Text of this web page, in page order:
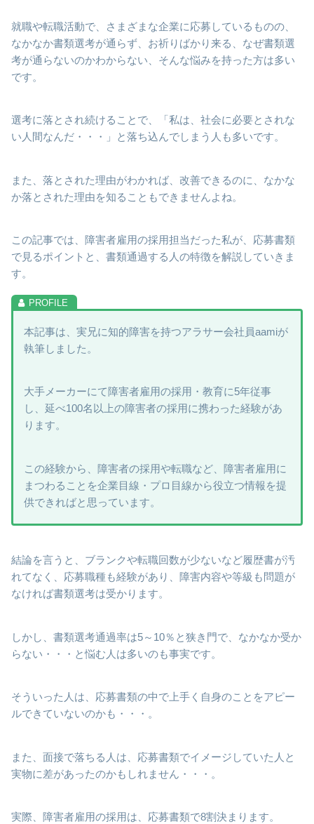
就職や転職活動で、さまざまな企業に応募しているものの、
なかなか書類選考が通らず、お祈りばかり来る、なぜ書類選
考が通らないのかわからない、そんな悩みを持った方は多い
です。
選考に落とされ続けることで、「私は、社会に必要とされな
い人間なんだ・・・」と落ち込んでしまう人も多いです。
また、落とされた理由がわかれば、改善できるのに、なかな
か落とされた理由を知ることもできませんよね。
この記事では、障害者雇用の採用担当だった私が、応募書類
で見るポイントと、書類通過する人の特徴を解説していきま
す。
本記事は、実兄に知的障害を持つアラサー会社員aamiが
執筆しました。
大手メーカーにて障害者雇用の採用・教育に5年従事
し、延べ100名以上の障害者の採用に携わった経験があ
ります。
この経験から、障害者の採用や転職など、障害者雇用に
まつわることを企業目線・プロ目線から役立つ情報を提
供できればと思っています。
結論を言うと、ブランクや転職回数が少ないなど履歴書が汚
れてなく、応募職種も経験があり、障害内容や等級も問題が
なければ書類選考は受かります。
しかし、書類選考通過率は5～10％と狭き門で、なかなか受か
らない・・・と悩む人は多いのも事実です。
そういった人は、応募書類の中で上手く自身のことをアピー
ルできていないのかも・・・。
また、面接で落ちる人は、応募書類でイメージしていた人と
実物に差があったのかもしれません・・・。
実際、障害者雇用の採用は、応募書類で8割決まります。